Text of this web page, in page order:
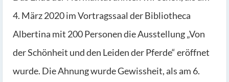
4. März 2020 im Vortragssaal der Bibliotheca
Albertina mit 200 Personen die Ausstellung „Von
der Schönheit und den Leiden der Pferde“ eröffnet
wurde. Die Ahnung wurde Gewissheit, als am 6.